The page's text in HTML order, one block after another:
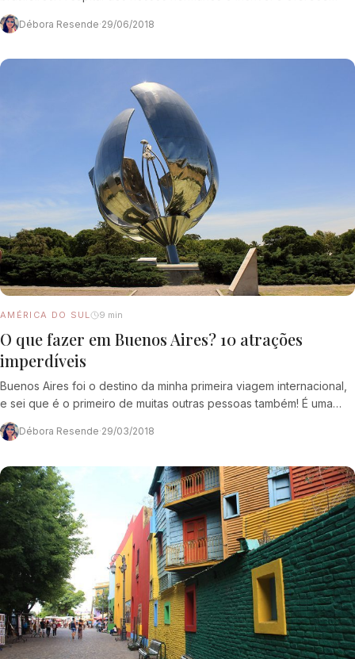
muitas e muitas…
Débora Resende·29/06/2018
AMÉRICA DO SUL 9 min
O que fazer em Buenos Aires? 10 atrações
imperdíveis
Buenos Aires foi o destino da minha primeira viagem internacional,
e sei que é o primeiro de muitas outras pessoas também! É uma
cidade…
Débora Resende·29/03/2018